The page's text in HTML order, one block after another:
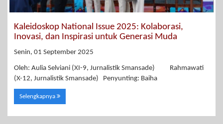
Kaleidoskop National Issue 2025: Kolaborasi,
Inovasi, dan Inspirasi untuk Generasi Muda
Senin, 01 September 2025
Oleh: Aulia Selviani (XI-9, Jurnalistik Smansade) Rahmawati
(X-12, Jurnalistik Smansade) Penyunting: Baiha
Selengkapnya